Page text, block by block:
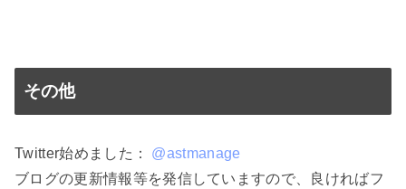
その他
Twitter始めました： @astmanage
ブログの更新情報等を発信していますので、良ければフ